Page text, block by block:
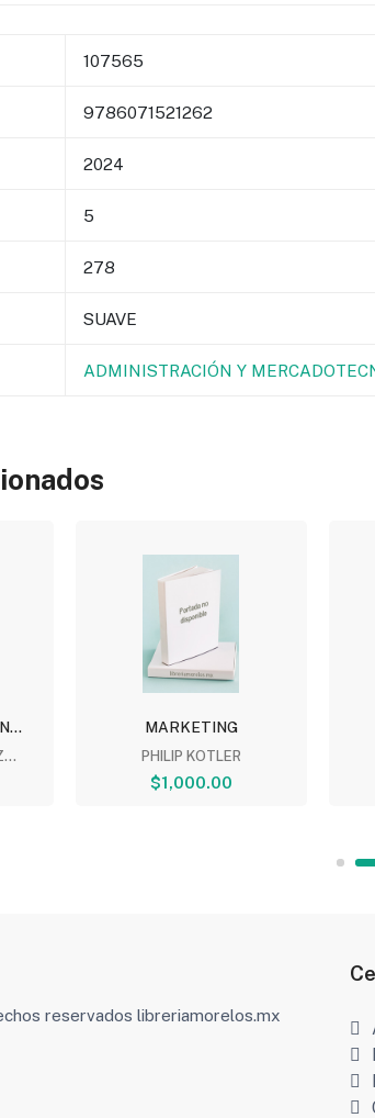
107565
9786071521262
2024
5
278
SUAVE
ADMINISTRACIÓN Y
MARKETING
PHILIP KOTLER
$1,000.00
reservados libreriamorelos.mx